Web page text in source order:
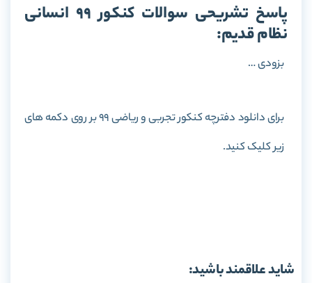
پاسخ تشریحی سوالات کنکور 99 انسانی
نظام قدیم:
بزودی …
برای دانلود دفترچه کنکور تجربی و ریاضی 99 بر روی دکمه های
زیر کلیک کنید.
شاید علاقمند باشید: